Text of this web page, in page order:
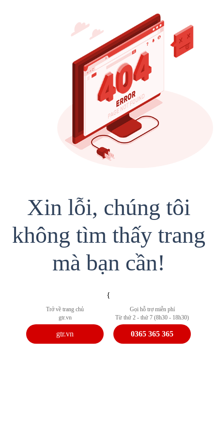
Xin lỗi, chúng tôi
không tìm thấy trang
mà bạn cần!
{
Trở về trang chủ
gtr.vn
gtr.vn
Gọi hỗ trợ miễn phí
Từ thứ 2 - thứ 7 (8h30 - 18h30)
0365 365 365